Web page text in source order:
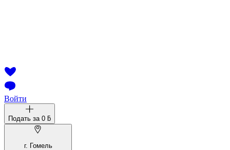
Войти
Подать за 0 ƃ
г. Гомель